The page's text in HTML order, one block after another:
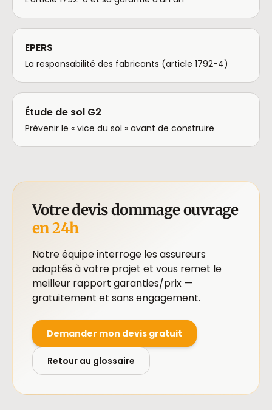
EPERS
La responsabilité des fabricants (article 1792-4)
Étude de sol G2
Prévenir le « vice du sol » avant de construire
Votre devis dommage ouvrage
en 24h
Notre équipe interroge les assureurs
adaptés à votre projet et vous remet le
meilleur rapport garanties/prix —
gratuitement et sans engagement.
Demander mon devis gratuit
Retour au glossaire